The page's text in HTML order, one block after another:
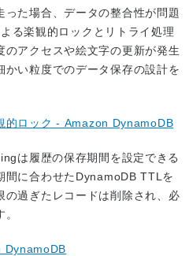
った場合、データの整合性が問題
る楽観的ロックとリトライ処理
のアクセスや絵文字の更新が発生
い粒度でのデータ保存の設計を
的ロック - Amazon DynamoDB
は履歴の保存期間を設定できる
間に合わせたDynamoDB TTLを
の過ぎたレコードは削除され、必